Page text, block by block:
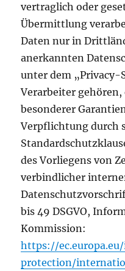
vertraglich oder
Übermittlung
Daten nur in
anerkannten
unter dem
Verarbeiter gehören,
besonderer
Verpflichtung durch
des Vorliegens von
verbindlicher
bis 49 DSGVO,
Kommission:
https://
protection/